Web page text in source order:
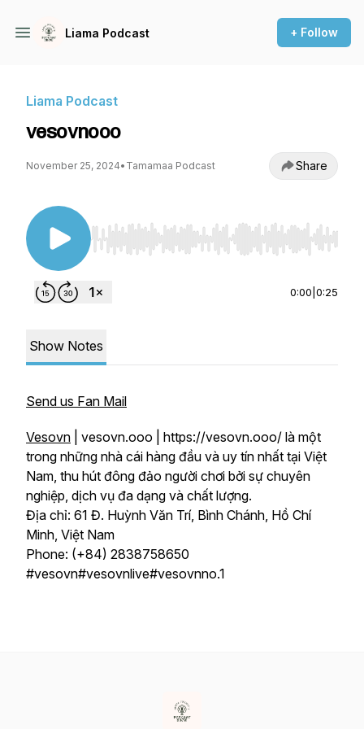
Liama Podcast + Follow
Liama Podcast
vesovnooo
November 25, 2024• Tamamaa Podcast Share
Use Left/Right to seek, Home/End to jump to
0:00 0:25
Show Notes
Send us Fan Mail
Vesovn | vesovn.ooo | https://vesovn.ooo/ là một
trong những nhà cái hàng đầu và uy tín nhất tại Việt
Nam, thu hút đông đảo người chơi bởi sự chuyên
nghiệp, dịch vụ đa dạng và chất lượng.
Địa chỉ: 61 Đ. Huỳnh Văn Trí, Bình Chánh, Hồ Chí
Minh, Việt Nam
Phone: (+84) 2838758650
#vesovn#vesovnlive#vesovnno.1